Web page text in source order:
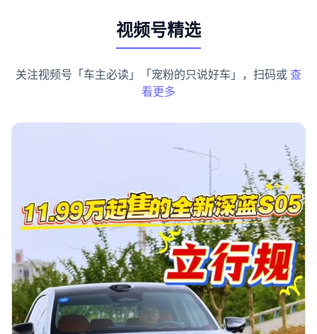
视频号精选
关注视频号「车主必读」「宠粉的只说好车」，扫码或 查
看更多